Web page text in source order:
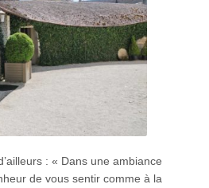
: « Dans une ambiance
de vous sentir comme à la